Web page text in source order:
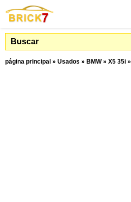
Buscar
página principal » Usados » BMW» X5 35i »